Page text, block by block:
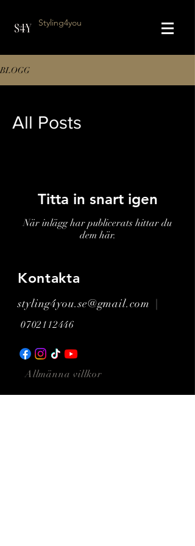
Styling4you
BLOGG
All Posts
Titta in snart igen
När inlägg har publicerats hittar du
dem här.
Kontakta
styling4you.se@gmail.com |
0702112446
Allmänna villkor